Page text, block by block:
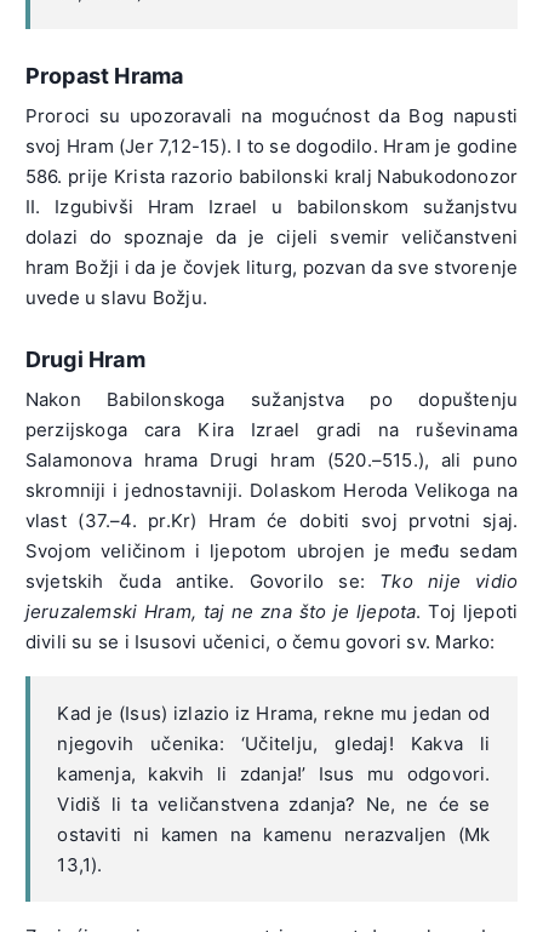
Propast Hrama
Proroci su upozoravali na mogućnost da Bog napusti
svoj Hram (Jer 7,12-15). I to se dogodilo. Hram je godine
586. prije Krista razorio babilonski kralj Nabukodonozor
II. Izgubivši Hram Izrael u babilonskom sužanjstvu
dolazi do spoznaje da je cijeli svemir veličanstveni
hram Božji i da je čovjek liturg, pozvan da sve stvorenje
uvede u slavu Božju.
Drugi Hram
Nakon Babilonskoga sužanjstva po dopuštenju
perzijskoga cara Kira Izrael gradi na ruševinama
Salamonova hrama Drugi hram (520.–515.), ali puno
skromniji i jednostavniji. Dolaskom Heroda Velikoga na
vlast (37.–4. pr.Kr) Hram će dobiti svoj prvotni sjaj.
Svojom veličinom i ljepotom ubrojen je među sedam
svjetskih čuda antike. Govorilo se: Tko nije vidio
jeruzalemski Hram, taj ne zna što je ljepota. Toj ljepoti
divili su se i Isusovi učenici, o čemu govori sv. Marko:
Kad je (Isus) izlazio iz Hrama, rekne mu jedan od
njegovih učenika: ‘Učitelju, gledaj! Kakva li
kamenja, kakvih li zdanja!’ Isus mu odgovori.
Vidiš li ta veličanstvena zdanja? Ne, ne će se
ostaviti ni kamen na kamenu nerazvaljen (Mk
13,1).